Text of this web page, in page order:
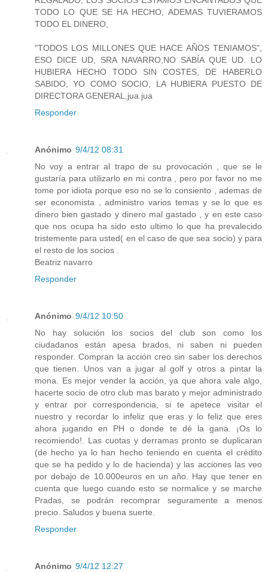
TODO LO QUE SE HA HECHO, ADEMAS TUVIERAMOS
TODO EL DINERO,
"TODOS LOS MILLONES QUE HACE AÑOS TENIAMOS",
ESO DICE UD, SRA NAVARRO,NO SABÍA QUE UD. LO
HUBIERA HECHO TODO SIN COSTES, DE HABERLO
SABIDO, YO COMO SOCIO, LA HUBIERA PUESTO DE
DIRECTORA GENERAL,jua jua
Responder
Anónimo 9/4/12 08:31
No voy a entrar al trapo de su provocación , que se le
gustaría para utilizarlo en mi contra , pero por favor no me
tome por idiota porque eso no se lo consiento , ademas de
ser economista , administro varios temas y se lo que es
dinero bien gastado y dinero mal gastado , y en este caso
que nos ocupa ha sido esto ultimo lo que ha prevalecido
tristemente para usted( en el caso de que sea socio) y para
el resto de los socios .
Beatriz navarro
Responder
Anónimo 9/4/12 10:50
No hay solución los socios del club son como los
ciudadanos están apesa brados, ni saben ni pueden
responder. Compran la acción creo sin saber los derechos
que tienen. Unos van a jugar al golf y otros a pintar la
mona. Es mejor vender la acción, ya que ahora vale algo,
hacerte socio de otro club mas barato y mejor administrado
y entrar por correspondencia, si te apetece visitar el
nuestro y recordar lo infeliz que eras y lo feliz que eres
ahora jugando en PH o donde te dé la gana. ¡Os lo
recomiendo!. Las cuotas y derramas pronto se duplicaran
(de hecho ya lo han hecho teniendo en cuenta el crédito
que se ha pedido y lo de hacienda) y las acciones las veo
por debajo de 10.000euros en un año. Hay que tener en
cuenta que luego cuando esto se normalice y se marche
Pradas, se podrán recomprar seguramente a menos
precio. Saludos y buena suerte.
Responder
Anónimo 9/4/12 12:27